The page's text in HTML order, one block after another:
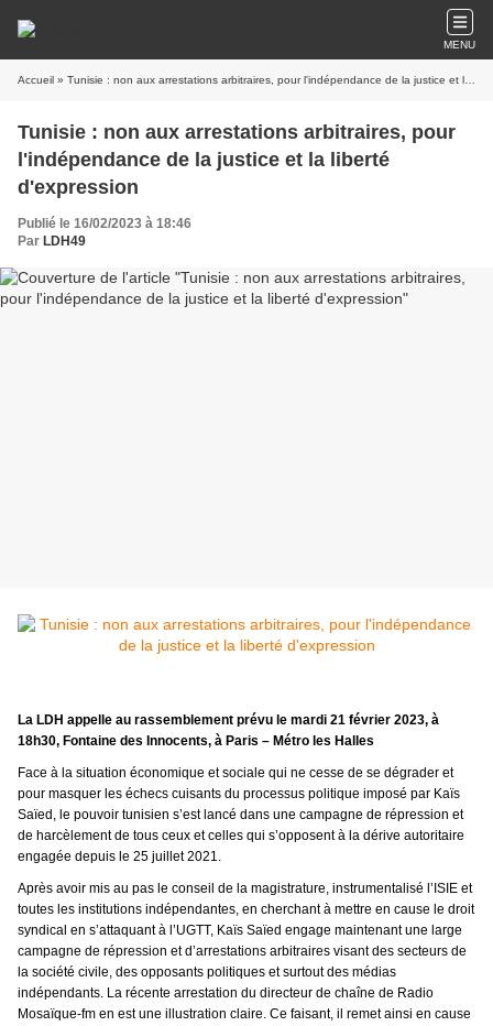
MENU
Accueil » Tunisie : non aux arrestations arbitraires, pour l'indépendance de la justice et la liberté d'expression
Tunisie : non aux arrestations arbitraires, pour
l'indépendance de la justice et la liberté
d'expression
Publié le 16/02/2023 à 18:46
Par LDH49
La LDH appelle au rassemblement prévu le mardi 21 février 2023, à
18h30, Fontaine des Innocents, à Paris – Métro les Halles
Face à la situation économique et sociale qui ne cesse de se dégrader et
pour masquer les échecs cuisants du processus politique imposé par Kaïs
Saïed, le pouvoir tunisien s’est lancé dans une campagne de répression et
de harcèlement de tous ceux et celles qui s’opposent à la dérive autoritaire
engagée depuis le 25 juillet 2021.
Après avoir mis au pas le conseil de la magistrature, instrumentalisé l’ISIE et
toutes les institutions indépendantes, en cherchant à mettre en cause le droit
syndical en s’attaquant à l’UGTT, Kaïs Saïed engage maintenant une large
campagne de répression et d’arrestations arbitraires visant des secteurs de
la société civile, des opposants politiques et surtout des médias
indépendants. La récente arrestation du directeur de chaîne de Radio
Mosaïque-fm en est une illustration claire. Ce faisant, il remet ainsi en cause